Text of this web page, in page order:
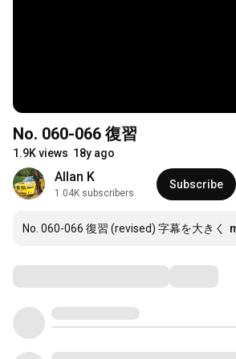
No. 060-066 復習
1.9K views 18y ago
Allan K
1.04K subscribers
Subscribe
No. 060-066 復習 (revised) 字幕を大きく